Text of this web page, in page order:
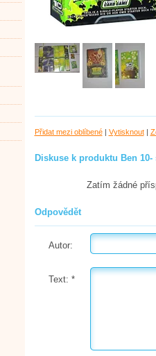
Přidat mezi oblíbené| Vytisknout|
Diskuse k produktu Ben
Zatím žádné
Odpovědět
Autor:
Text: *